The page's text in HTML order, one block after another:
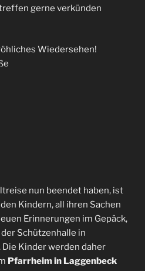
gerne verkünden
Wiedersehen!
nun beendet haben, ist
Kindern, all ihren Sachen
Erinnerungen im Gepäck,
Schützenhalle in
Kinder werden daher
Pfarrheim in Laggenbeck